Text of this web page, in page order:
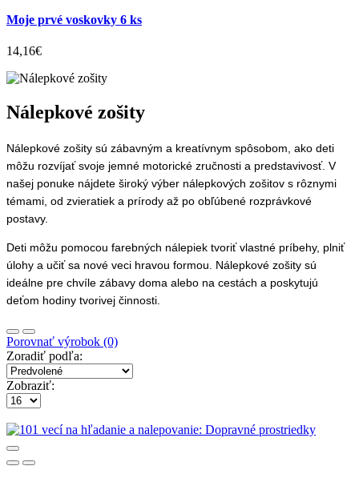
Moje prvé voskovky 6 ks
14,16€
Nálepkové zošity
Nálepkové zošity sú zábavným a kreatívnym spôsobom, ako deti
môžu rozvíjať svoje jemné motorické zručnosti a predstavivosť. V
našej ponuke nájdete široký výber nálepkových zošitov s rôznymi
témami, od zvieratiek a prírody až po obľúbené rozprávkové
postavy.
Deti môžu pomocou farebných nálepiek tvoriť vlastné príbehy, plniť
úlohy a učiť sa nové veci hravou formou. Nálepkové zošity sú
ideálne pre chvíle zábavy doma alebo na cestách a poskytujú
deťom hodiny tvorivej činnosti.
Porovnať výrobok (0)
Zoradiť podľa:
Zobraziť: